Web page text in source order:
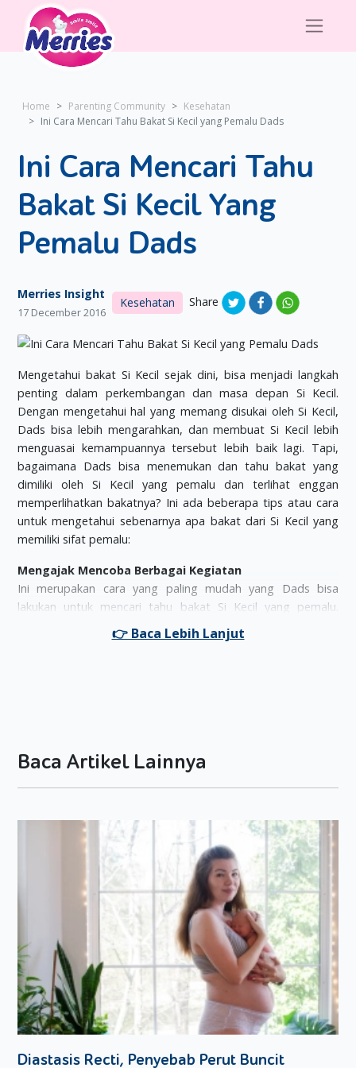
Home Parenting Community
Kesehatan
Ini Cara Mencari Tahu Bakat Si Kecil yang Pemalu Dads
Ini Cara Mencari Tahu
Bakat Si Kecil Yang
Pemalu Dads
Merries Insight
17 December 2016
Kesehatan Share
Mengetahui bakat Si Kecil sejak dini, bisa menjadi langkah
penting dalam perkembangan dan masa depan Si Kecil.
Dengan mengetahui hal yang memang disukai oleh Si Kecil,
Dads bisa lebih mengarahkan, dan membuat Si Kecil lebih
menguasai kemampuannya tersebut lebih baik lagi. Tapi,
bagaimana Dads bisa menemukan dan tahu bakat yang
dimiliki oleh Si Kecil yang pemalu dan terlihat enggan
memperlihatkan bakatnya? Ini ada beberapa tips atau cara
untuk mengetahui sebenarnya apa bakat dari Si Kecil yang
memiliki sifat pemalu:
Mengajak Mencoba Berbagai Kegiatan
Ini merupakan cara yang paling mudah yang Dads bisa
lakukan untuk mencari tahu bakat Si Kecil yang pemalu.
Dads bisa melihat secara langsung, kegiatan mana yang
menggunakan satu jenis kegiatan seperti ini saja. Coba
banyak kegiatan, dan mungkin bisa ditemukan hal yang Si
Kecil paling bisa lakukan.
Asah Kegiatan yang Menarik Minat Si Kecil
Setelah tahu kegiatan apa yang membuat Si Kecil senang
dan paling bisa Si Kecil lakukan, Dads dapat fokus pada
kegiatan itu. Beri berbagai variasi agar Si Kecil tidak bosan
dan tetap merasa senang melakukan kegiatan itu. Tetapi
jangan dipaksa, bila Si Kecil lelah dan tidak ingin
melakukannya lagi, yang jelas Si Kecil harus merasa senang.
Karena dengan merasa senang saat melakukannya, maka Si
Kecil akan lebih mudah untuk menguasai hal tersebut.
Ajak Bicara
Ajak bicara juga Si Kecil yang pemalu. Dads bisa bertanya
pendapat tentang kegiatan yang baru saja dia lakukan.
Dengan bertanya dan mengajak berbicara, Dads dapat
Baca Artikel Lainnya
Diastasis Recti, Penyebab Perut Buncit